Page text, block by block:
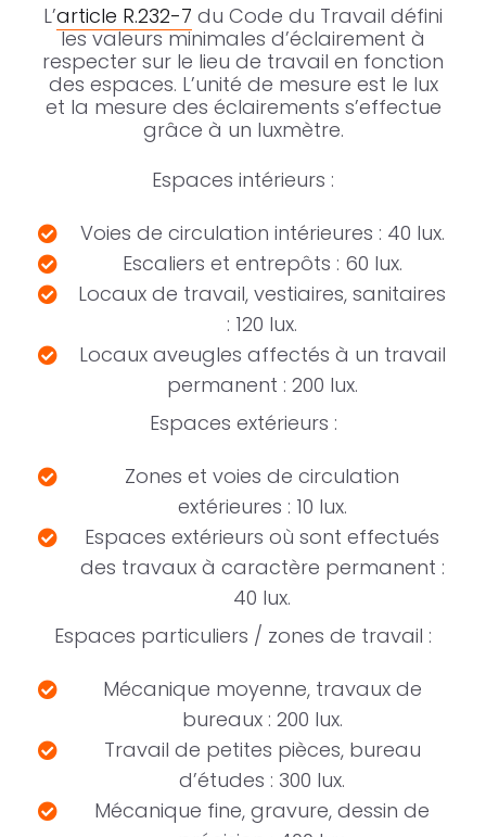
L’article R.232-7 du Code du Travail défini
les valeurs minimales d’éclairement à
respecter sur le lieu de travail en fonction
des espaces. L’unité de mesure est le lux
et la mesure des éclairements s’effectue
grâce à un luxmètre.
Espaces intérieurs :
Voies de circulation intérieures : 40 lux.
Escaliers et entrepôts : 60 lux.
Locaux de travail, vestiaires, sanitaires
: 120 lux.
Locaux aveugles affectés à un travail
permanent : 200 lux.
Espaces extérieurs :
Zones et voies de circulation
extérieures : 10 lux.
Espaces extérieurs où sont effectués
des travaux à caractère permanent :
40 lux.
Espaces particuliers / zones de travail :
Mécanique moyenne, travaux de
bureaux : 200 lux.
Travail de petites pièces, bureau
d’études : 300 lux.
Mécanique fine, gravure, dessin de